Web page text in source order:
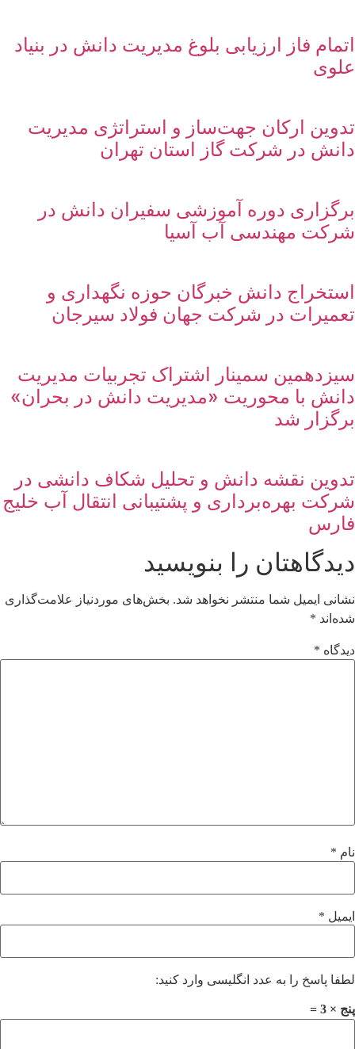
اتمام فاز ارزیابی بلوغ مدیریت دانش در بنیاد
علوی
تدوین ارکان جهت‌ساز و استراتژی مدیریت
دانش در شرکت گاز استان تهران
برگزاری دوره آموزشی سفیران دانش در
شرکت مهندسی آب آسیا
استخراج دانش خبرگان حوزه نگهداری و
تعمیرات در شرکت جهان فولاد سیرجان
سیزدهمین سمینار اشتراک تجربیات مدیریت
دانش با محوریت «مدیریت دانش در بحران»
برگزار شد
تدوین نقشه دانش و تحلیل شکاف دانشی در
شرکت بهره‌برداری و پشتیبانی انتقال آب خلیج
فارس
دیدگاهتان را بنویسید
نشانی ایمیل شما منتشر نخواهد شد. بخش‌های موردنیاز علامت‌گذاری
شده‌اند *
دیدگاه *
نام *
ایمیل *
لطفا پاسخ را به عدد انگلیسی وارد کنید:
پنج × 3 =